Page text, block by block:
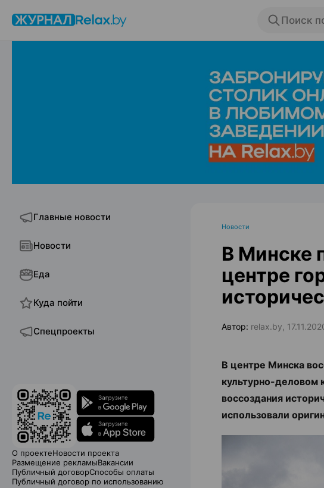
Поиск
Главные новости
Новости
Еда
Куда пойти
Спецпроекты
О проектеНовости проекта
Размещение рекламыВакансии
Публичный договорСпособы оплаты
Публичный договор по использованию
Новости
В Минске
центре
Автор: relax.by,
В центре Минска
культурно-деловом
воссоздания
использовали